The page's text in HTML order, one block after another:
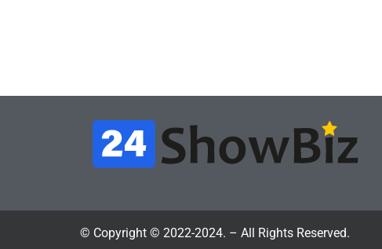
© Copyright © 2022-2024. – All Rights Reserved.